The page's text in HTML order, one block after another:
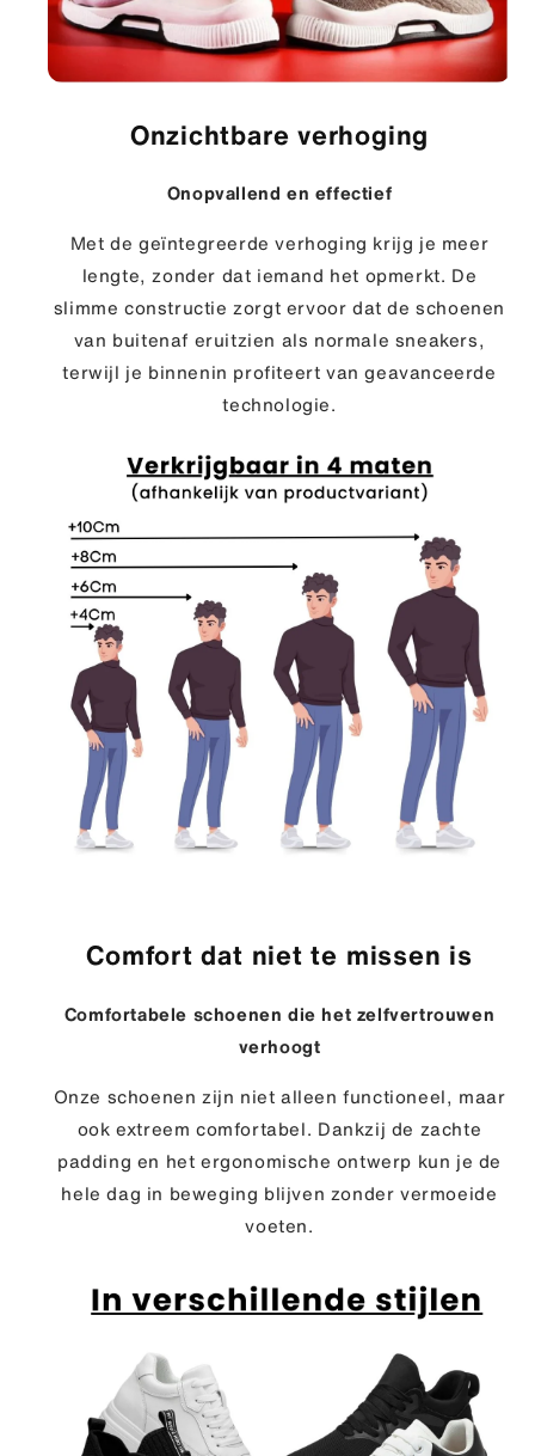
Onzichtbare verhoging
Onopvallend en effectief
Met de geïntegreerde verhoging krijg je meer
lengte, zonder dat iemand het opmerkt. De
slimme constructie zorgt ervoor dat de schoenen
van buitenaf eruitzien als normale sneakers,
terwijl je binnenin profiteert van geavanceerde
technologie.
Comfort dat niet te missen is
Comfortabele schoenen die het zelfvertrouwen
verhoogt
Onze schoenen zijn niet alleen functioneel, maar
ook extreem comfortabel. Dankzij de zachte
padding en het ergonomische ontwerp kun je de
hele dag in beweging blijven zonder vermoeide
voeten.